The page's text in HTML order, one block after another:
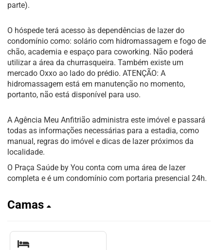
parte).
O hóspede terá acesso às dependências de lazer do
condomínio como: solário com hidromassagem e fogo de
chão, academia e espaço para coworking. Não poderá
utilizar a área da churrasqueira. Também existe um
mercado Oxxo ao lado do prédio. ATENÇÃO: A
hidromassagem está em manutenção no momento,
portanto, não está disponível para uso.
A Agência Meu Anfitrião administra este imóvel e passará
todas as informações necessárias para a estadia, como
manual, regras do imóvel e dicas de lazer próximos da
localidade.
O Praça Saúde by You conta com uma área de lazer
completa e é um condomínio com portaria presencial 24h.
Camas